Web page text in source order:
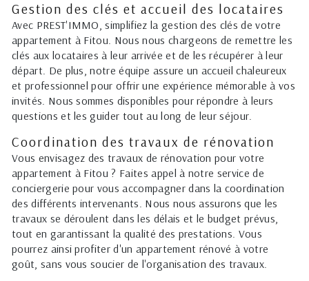
Gestion des clés et accueil des locataires
Avec PREST'IMMO, simplifiez la gestion des clés de votre
appartement à Fitou. Nous nous chargeons de remettre les
clés aux locataires à leur arrivée et de les récupérer à leur
départ. De plus, notre équipe assure un accueil chaleureux
et professionnel pour offrir une expérience mémorable à vos
invités. Nous sommes disponibles pour répondre à leurs
questions et les guider tout au long de leur séjour.
Coordination des travaux de rénovation
Vous envisagez des travaux de rénovation pour votre
appartement à Fitou ? Faites appel à notre service de
conciergerie pour vous accompagner dans la coordination
des différents intervenants. Nous nous assurons que les
travaux se déroulent dans les délais et le budget prévus,
tout en garantissant la qualité des prestations. Vous
pourrez ainsi profiter d'un appartement rénové à votre
goût, sans vous soucier de l'organisation des travaux.